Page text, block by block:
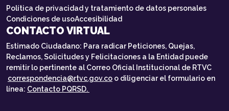
Política de privacidad y tratamiento de datos personales
Condiciones de usoAccesibilidad
CONTACTO VIRTUAL
Estimado Ciudadano: Para radicar Peticiones, Quejas,
Reclamos, Solicitudes y Felicitaciones a la Entidad puede
remitir lo pertinente al Correo Oficial Institucional de RTVC
correspondencia@rtvc.gov.co o diligenciar el formulario en
línea: Contacto PQRSD.